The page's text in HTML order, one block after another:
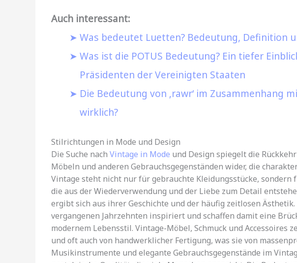
Auch interessant:
Was bedeutet Luetten? Bedeutung, Definition
Was ist die POTUS Bedeutung? Ein tiefer
Präsidenten der Vereinigten Staaten
Die Bedeutung von ‚rawr‘ im Zusammenhang
wirklich?
Stilrichtungen in Mode und Design
Die Suche nach Vintage in Mode und Design spiegelt die
Möbeln und anderen Gebrauchsgegenständen wider, die
Vintage steht nicht nur für gebrauchte Kleidungsstücke,
die aus der Wiederverwendung und der Liebe zum Detail
ergibt sich aus ihrer Geschichte und der häufig zeitlosen Ästhetik.
vergangenen Jahrzehnten inspiriert und schaffen damit eine
modernem Lebensstil. Vintage-Möbel, Schmuck und Accessoires
und oft auch von handwerklicher Fertigung, was sie von
Musikinstrumente und elegante Gebrauchsgegenstände im